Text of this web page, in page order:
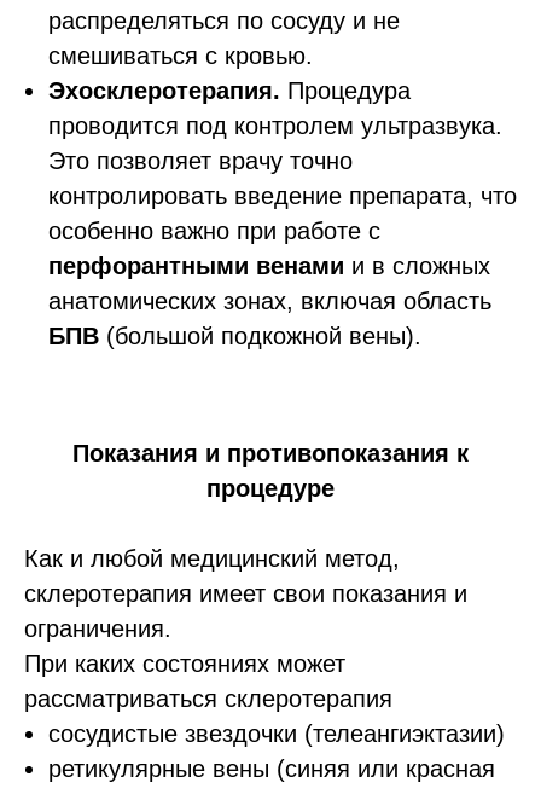
распределяться по сосуду и не
смешиваться с кровью.
Эхосклеротерапия. Процедура
проводится под контролем ультразвука.
Это позволяет врачу точно
контролировать введение препарата, что
особенно важно при работе с
перфорантными венами и в сложных
анатомических зонах, включая область
БПВ (большой подкожной вены).
Показания и противопоказания к
процедуре
Как и любой медицинский метод,
склеротерапия имеет свои показания и
ограничения.
При каких состояниях может
рассматриваться склеротерапия
сосудистые звездочки (телеангиэктазии)
ретикулярные вены (синяя или красная